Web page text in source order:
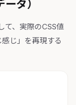
タ）
て、実際のCSS値
じ」を再現する